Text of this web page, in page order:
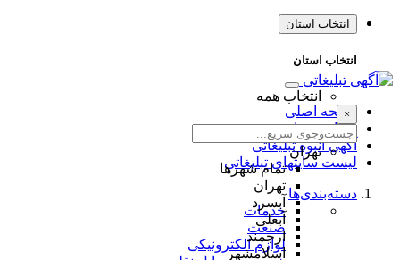
انتخاب استان
انتخاب استان
انتخاب همه
×
تهران
تمام شهر‌ها
تهران
آبسرد
آبعلی
ارجمند
اسلامشهر
صفحه اصلی
طراحی سایت
آگهی انبوه تبلیغاتی
لیست سایتهای تبلیغاتی
دسته‌بندی‌ها
خدمات
صنعت
لوازم الکترونیکی